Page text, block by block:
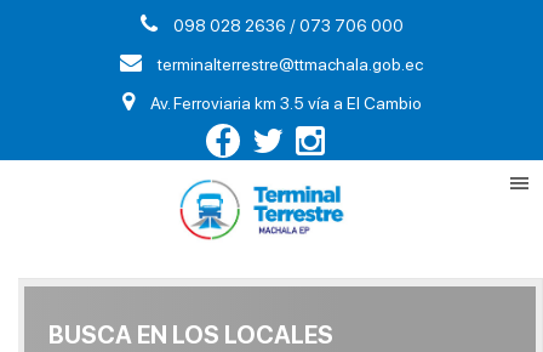
098 028 2636 / 073 706 000
terminalterrestre@ttmachala.gob.ec
Av. Ferroviaria km 3.5 vía a El Cambio
BUSCA EN LOS LOCALES